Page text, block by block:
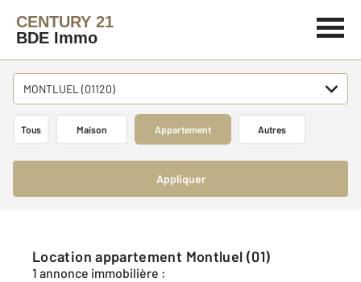
CENTURY 21
BDE Immo
MONTLUEL (01120)
Tous Maison Appartement Autres
Appliquer
Location appartement Montluel (01)
1 annonce immobilière :